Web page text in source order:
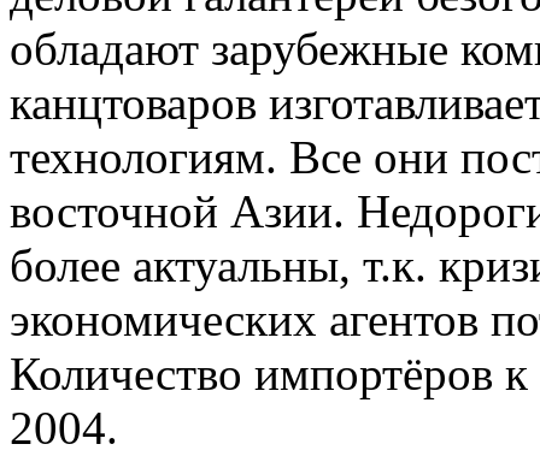
обладают зарубежные
канцтоваров
технологиям. Все они
восточной Азии.
более актуальны, т.к.
экономических агентов
Количество импортёров
2004.